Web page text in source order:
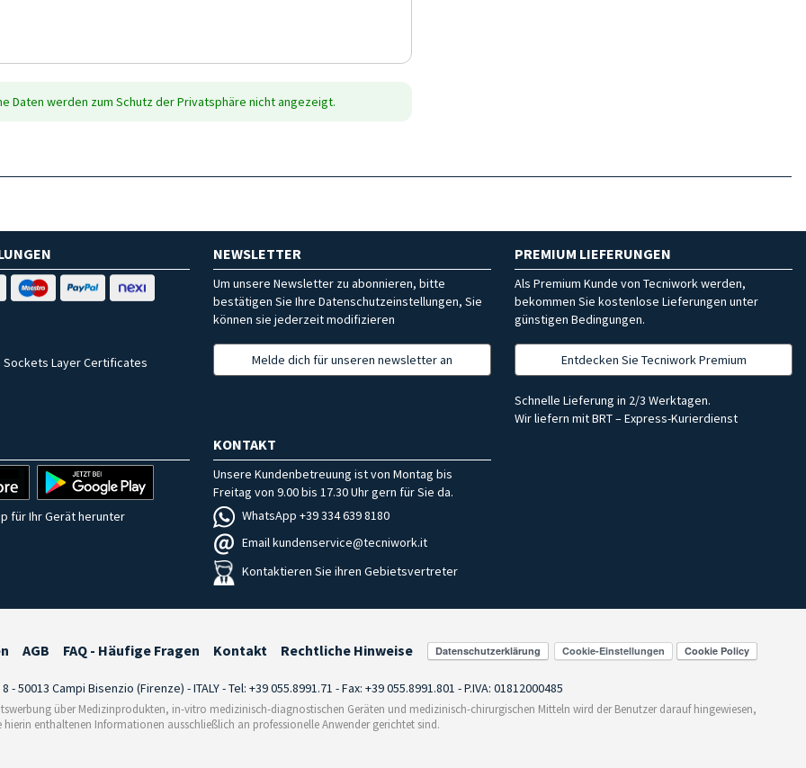
Daten werden zum Schutz der Privatsphäre nicht angezeigt.
Sockets Layer Certificates
NEWSLETTER
Um unsere Newsletter zu abonnieren, bitte
bestätigen Sie Ihre Datenschutzeinstellungen, Sie
können sie jederzeit modifizieren
Melde dich für unseren newsletter an
PREMIUM LIEFERUNGEN
Als Premium Kunde von Tecniwork werden,
bekommen Sie kostenlose Lieferungen unter
günstigen Bedingungen.
Entdecken Sie Tecniwork Premium
Schnelle Lieferung in 2/3 Werktagen.
Wir liefern mit BRT – Express-Kurierdienst
für Ihr Gerät herunter
KONTAKT
Unsere Kundenbetreuung ist von Montag bis
Freitag von 9.00 bis 17.30 Uhr gern für Sie da.
WhatsApp +39 334 639 8180
Email kundenservice@tecniwork.it
Kontaktieren Sie ihren Gebietsvertreter
AGB FAQ - Häufige Fragen Kontakt Rechtliche Hinweise Cookie-Einstellungen
- 50013 Campi Bisenzio (Firenze) - ITALY - Tel: +39 055.8991.71 - Fax: +39 055.8991.801 - P.IVA: 01812000485
über Medizinprodukten, in-vitro medizinisch-diagnostischen Geräten und medizinisch-chirurgischen Mitteln wird der Benutzer darauf hingewiesen,
hierin enthaltenen Informationen ausschließlich an professionelle Anwender gerichtet sind.